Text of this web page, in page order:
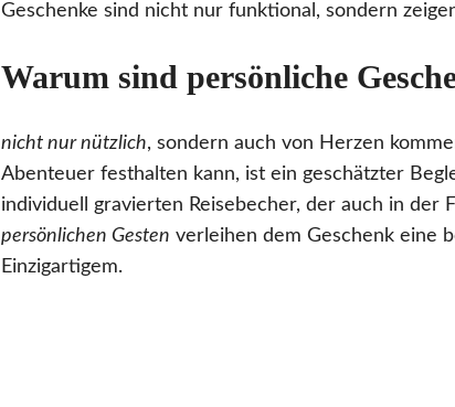
Geschenke sind nicht nur funktional, sondern
Warum sind persönliche
nicht nur nützlich, sondern auch von Herzen
Abenteuer festhalten kann, ist ein geschätzter
individuell gravierten Reisebecher, der auch in der
persönlichen Gesten verleihen dem Geschenk eine
Einzigartigem.